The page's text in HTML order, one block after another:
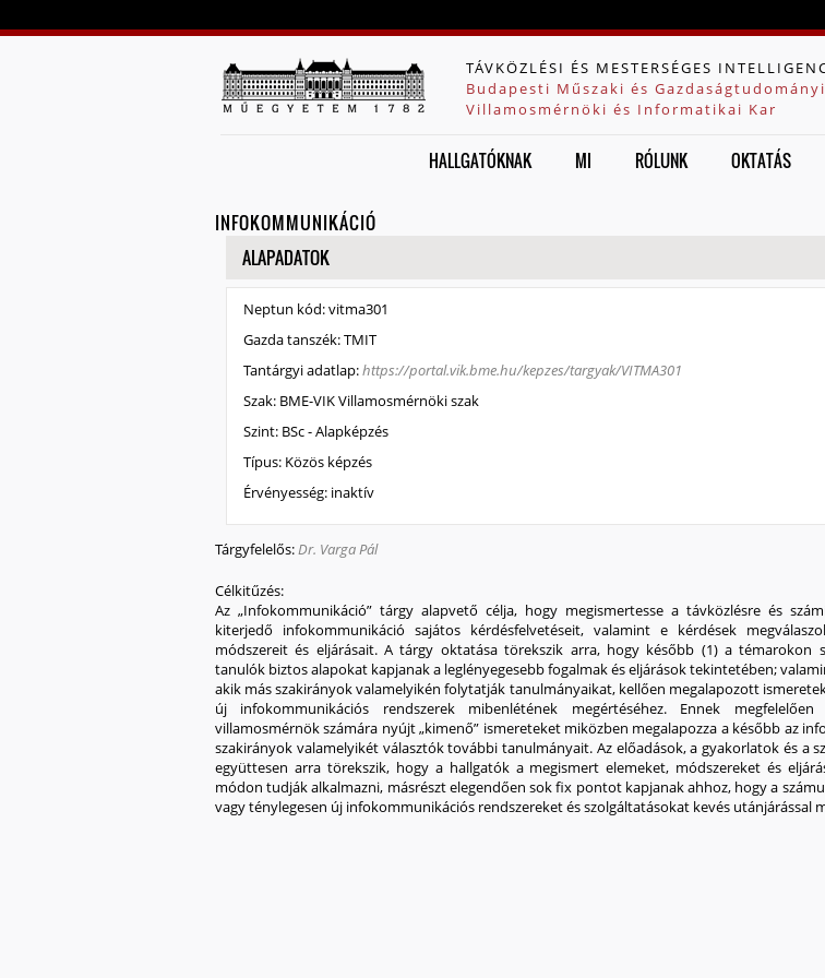
TÁVKÖZLÉSI ÉS MESTERSÉGES
Budapesti Műszaki és
Villamosmérnöki és Informatikai Kar
HALLGATÓKNAK MI RÓLUNK OKTATÁS
INFOKOMMUNIKÁCIÓ
ELREJT
ALAPADATOK
Neptun kód:vitma301
Gazda tanszék:TMIT
Tantárgyi adatlap:https://portal.vik.bme.hu/kepzes/targyak/VITMA301
Szak: BME-VIK Villamosmérnöki szak
Szint: BSc - Alapképzés
Típus: Közös képzés
Érvényesség: inaktív
Tárgyfelelős: Dr. Varga Pál
Célkitűzés:
Az „Infokommunikáció” tárgy alapvető célja, hogy megismertesse a távközlésre és
kiterjedő infokommunikáció sajátos kérdésfelvetéseit, valamint e kérdések
módszereit és eljárásait. A tárgy oktatása törekszik arra, hogy később (1) a témarokon
tanulók biztos alapokat kapjanak a leglényegesebb fogalmak és eljárások tekintetében;
akik más szakirányok valamelyikén folytatják tanulmányaikat, kellően megalapozott
új infokommunikációs rendszerek mibenlétének megértéséhez. Ennek
villamosmérnök számára nyújt „kimenő” ismereteket miközben megalapozza a később az
szakirányok valamelyikét választók további tanulmányait. Az előadások, a gyakorlatok és a
együttesen arra törekszik, hogy a hallgatók a megismert elemeket, módszereket és
módon tudják alkalmazni, másrészt elegendően sok fix pontot kapjanak ahhoz, hogy a
vagy ténylegesen új infokommunikációs rendszereket és szolgáltatásokat kevés utánjárással